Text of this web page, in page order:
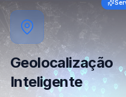
Geolocalização
Inteligente